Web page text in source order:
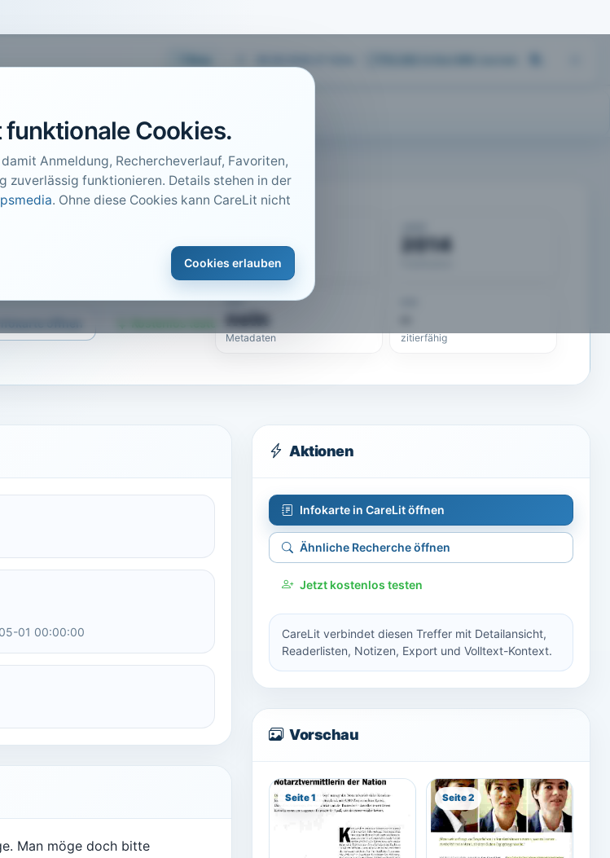
Cookies.
Anmeldung, Rechercheverlauf, Favoriten,
zuverlässig funktionieren. Details stehen in der
. Ohne diese Cookies kann CareLit nicht
Cookies erlauben
Nation
75
150052
CareLit-ID
2014
PDF
nein
Metadaten zitierfähig
01 00:00:00
Man möge doch bitte
Aktionen
Infokarte in CareLit öffnen
Ähnliche Recherche öffnen
Jetzt kostenlos testen
CareLit verbindet diesen Treffer mit Detailansicht,
Readerlisten, Notizen, Export und Volltext-Kontext.
Vorschau
Seite 1 Seite 2